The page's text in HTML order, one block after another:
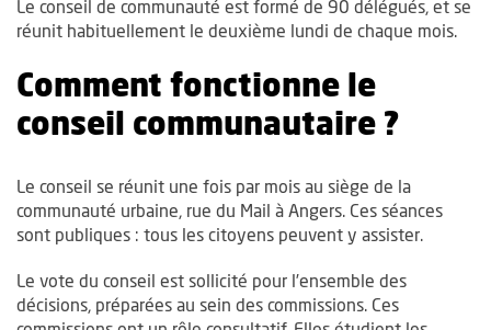
Le conseil de communauté est formé de 90 délégués, et se
réunit habituellement le deuxième lundi de chaque mois.
Comment fonctionne le
conseil communautaire ?
Le conseil se réunit une fois par mois au siège de la
communauté urbaine, rue du Mail à Angers. Ces séances
sont publiques : tous les citoyens peuvent y assister.
Le vote du conseil est sollicité pour l’ensemble des
décisions, préparées au sein des commissions. Ces